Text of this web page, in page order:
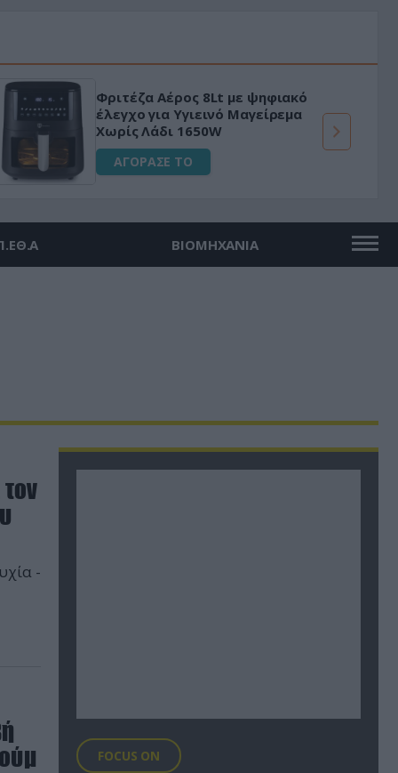
Φριτέζα Αέρος 8Lt με ψηφιακό
έλεγχο για Υγιεινό Μαγείρεμα
Χωρίς Λάδι 1650W
ΑΓΟΡΑΣΕ ΤΟ
ΒΙΟΜΗΧΑΝΙΑ
-
FOCUS ON